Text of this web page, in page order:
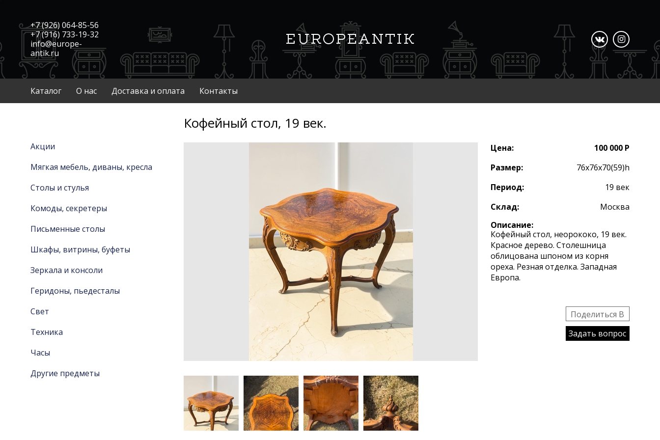
+7 (926) 064-85-56
+7 (916) 733-19-32
info@europe-
antik.ru
Каталог О нас Доставка и оплата Контакты
Акции
Мягкая мебель, диваны, кресла
Столы и стулья
Комоды, секретеры
Письменные столы
Шкафы, витрины, буфеты
Зеркала и консоли
Геридоны, пьедесталы
Свет
Техника
Часы
Другие предметы
Кофейный стол, 19 век.
Цена:
100 000 Р
Размер:
76х76х70(59)h
Период:
19 век
Склад:
Москва
Описание:
Кофейный стол, неорококо, 19 век.
Красное дерево. Столешница
облицована шпоном из корня
ореха. Резная отделка. Западная
Европа.
Поделиться B
Задать вопрос